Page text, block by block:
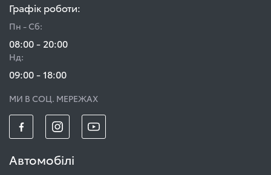
Графік роботи:
Пн - Сб:
08:00 - 20:00
Нд:
09:00 - 18:00
МИ В СОЦ. МЕРЕЖАХ
Автомобілі